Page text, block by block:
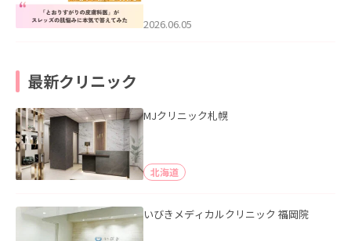
2026.06.05
最新クリニック
MJクリニック札幌
北海道
いびきメディカルクリニック 福岡院